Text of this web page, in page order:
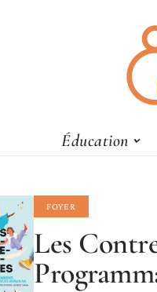
Éducation
FOYER
Les